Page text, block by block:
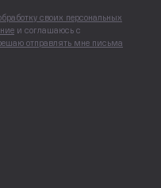
своих персональных
и соглашаюсь с
отправлять мне письма